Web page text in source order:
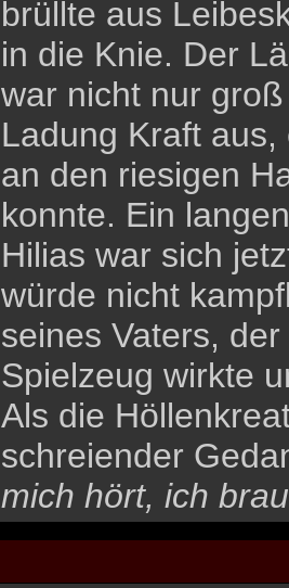
brüllte aus
in die Knie. Der
war nicht nur
Ladung Kraft
an den riesigen
konnte. Ein
Hilias war sich
würde nicht
seines Vaters,
Spielzeug wirkte
Als die
schreiender
mich hört, ich